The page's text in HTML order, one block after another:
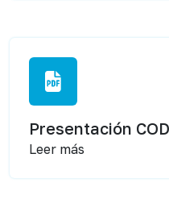
Presentación
Leer más